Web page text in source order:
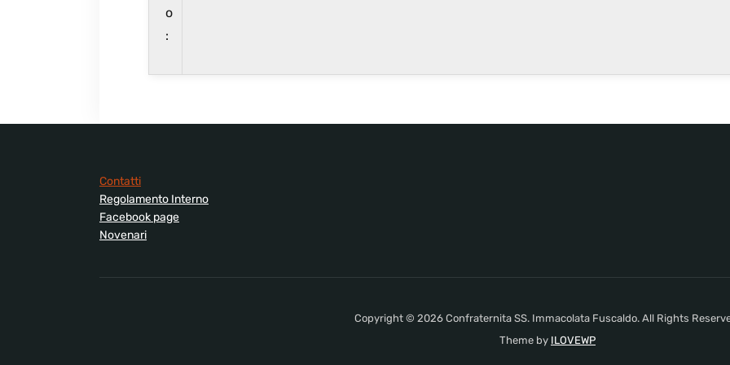
Contatti
Regolamento Interno
Facebook page
Novenari
Copyright © 2026 Confraternita SS. Immacolata Fuscaldo. All Rights
Theme by ILOVEWP